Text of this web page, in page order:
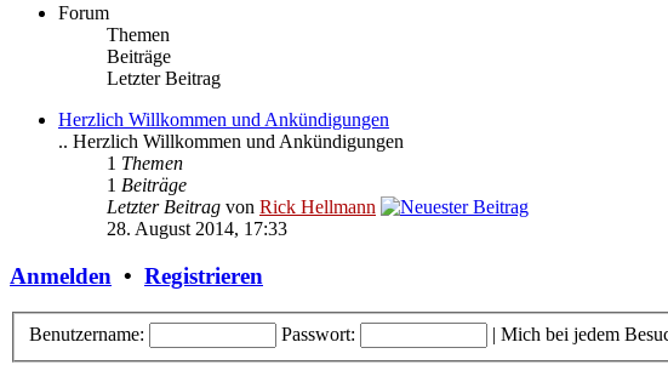
Forum
Themen
Beiträge
Letzter Beitrag
Herzlich Willkommen und Ankündigungen
.. Herzlich Willkommen und Ankündigungen
1 Themen
1 Beiträge
Letzter Beitrag von Rick Hellmann
28. August 2014, 17:33
Anmelden • Registrieren
Benutzername: Passwort: | Mich bei jedem